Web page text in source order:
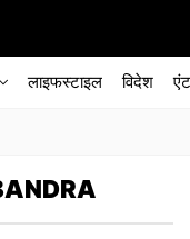
लाइफस्टाइल विदेश